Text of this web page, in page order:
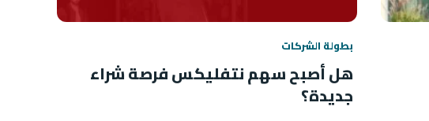
بطولة الشركات
هل أصبح سهم نتفليكس فرصة شراء
جديدة؟